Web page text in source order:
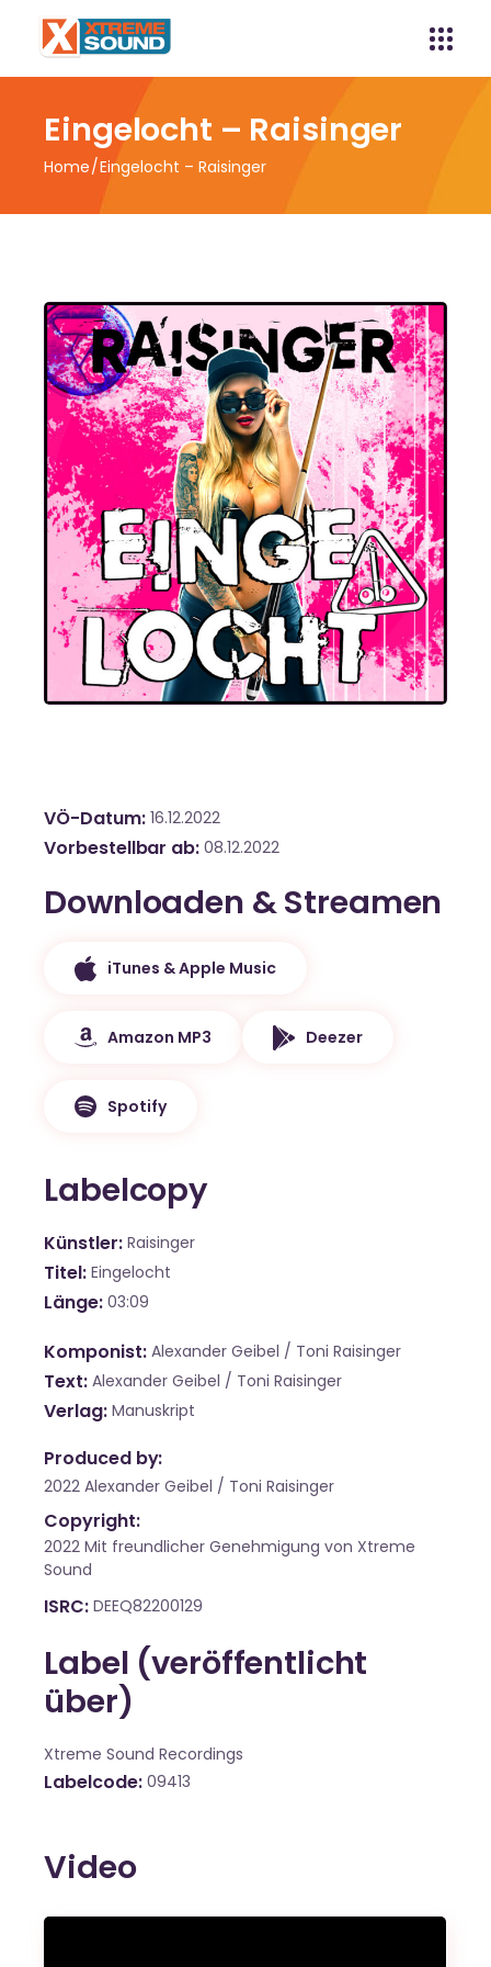
Eingelocht – Raisinger
Home Eingelocht – Raisinger
VÖ-Datum 16.12.2022
Vorbestellbar ab 08.12.2022
Downloaden & Streamen
iTunes & Apple Music
Amazon MP3 Deezer
Spotify
Labelcopy
Künstler Raisinger
Titel Eingelocht
Länge 03:09
Komponist Alexander Geibel / Toni Raisinger
Text Alexander Geibel / Toni Raisinger
Verlag Manuskript
Produced by:
2022 Alexander Geibel / Toni Raisinger
Copyright:
2022 Mit freundlicher Genehmigung von Xtreme
Sound
ISRC DEEQ82200129
Label (veröffentlicht
über)
Xtreme Sound Recordings
Labelcode 09413
Video